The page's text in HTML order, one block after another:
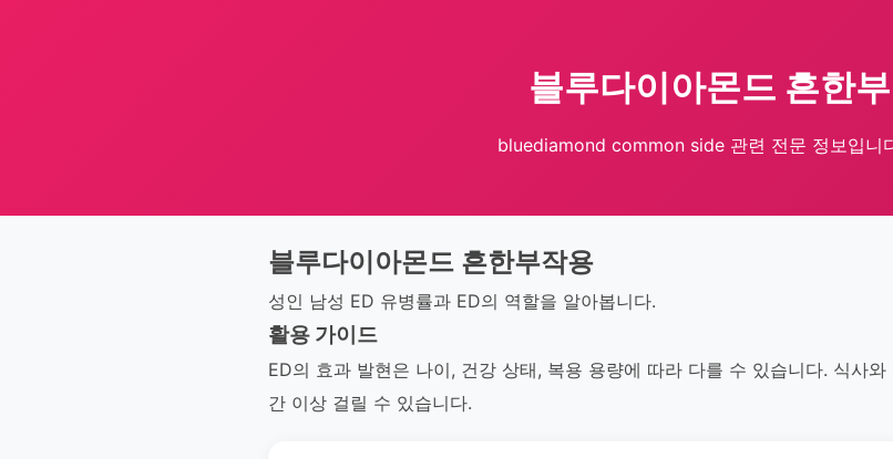
블루다이아몬드 흔한
bluediamond common side 관련 전문 정보입니
블루다이아몬드 흔한부작용
성인 남성 ED 유병률과 ED의 역할을 알아봅니다.
활용 가이드
ED의 효과 발현은 나이, 건강 상태, 복용 용량에 따라 다를 수 있습니다. 식사
간 이상 걸릴 수 있습니다.